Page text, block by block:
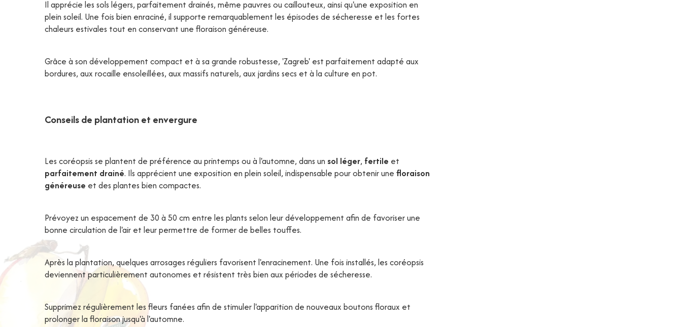
Il apprécie les sols légers, parfaitement drainés, même pauvres ou caillouteux, ainsi qu'une exposition en
plein soleil. Une fois bien enraciné, il supporte remarquablement les épisodes de sécheresse et les fortes
chaleurs estivales tout en conservant une floraison généreuse.
Grâce à son développement compact et à sa grande robustesse, 'Zagreb' est parfaitement adapté aux
bordures, aux rocaille ensoleillées, aux massifs naturels, aux jardins secs et à la culture en pot.
Conseils de plantation et envergure
Les coréopsis se plantent de préférence au printemps ou à l'automne, dans un sol léger, fertile et
parfaitement drainé. Ils apprécient une exposition en plein soleil, indispensable pour obtenir une floraison
généreuse et des plantes bien compactes.
Prévoyez un espacement de 30 à 50 cm entre les plants selon leur développement afin de favoriser une
bonne circulation de l'air et leur permettre de former de belles touffes.
Après la plantation, quelques arrosages réguliers favorisent l'enracinement. Une fois installés, les coréopsis
deviennent particulièrement autonomes et résistent très bien aux périodes de sécheresse.
Supprimez régulièrement les fleurs fanées afin de stimuler l'apparition de nouveaux boutons floraux et
prolonger la floraison jusqu'à l'automne.